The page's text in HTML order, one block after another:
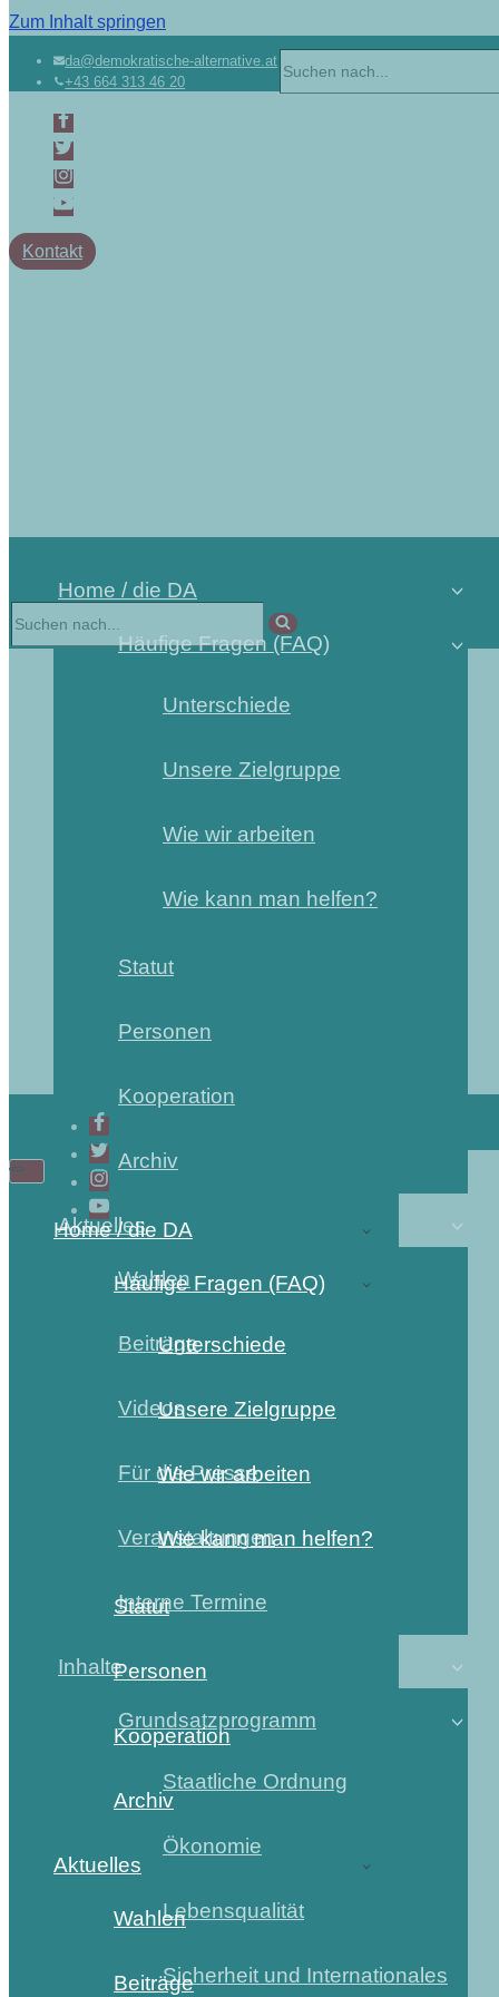
Zum Inhalt springen
da@demokratische-alternative.at
+43 664 313 46 20
Kontakt
Home / die DA
Häufige Fragen (FAQ)
Unterschiede
Unsere Zielgruppe
Wie wir arbeiten
Wie kann man helfen?
Statut
Personen
Kooperation
Archiv
Aktuelles
Wahlen
Beiträge
Videos
Für die Presse
Veranstaltungen
Interne Termine
Inhalte
Grundsatzprogramm
Staatliche Ordnung
Ökonomie
Lebensqualität
Sicherheit und Internationales
Home / die DA
Häufige Fragen (FAQ)
Unterschiede
Unsere Zielgruppe
Wie wir arbeiten
Wie kann man helfen?
Statut
Personen
Kooperation
Archiv
Aktuelles
Wahlen
Beiträge